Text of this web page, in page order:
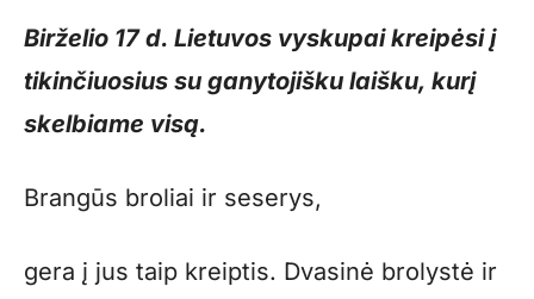
Birželio 17 d. Lietuvos vyskupai kreipėsi į
tikinčiuosius su ganytojišku laišku, kurį
skelbiame visą.
Brangūs broliai ir seserys,
gera į jus taip kreiptis. Dvasinė brolystė ir